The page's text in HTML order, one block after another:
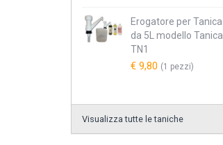
Erogatore per Tanica
da 5L modello Tanica
TN1
€ 9,80 (1 pezzi)
Visualizza tutte le taniche